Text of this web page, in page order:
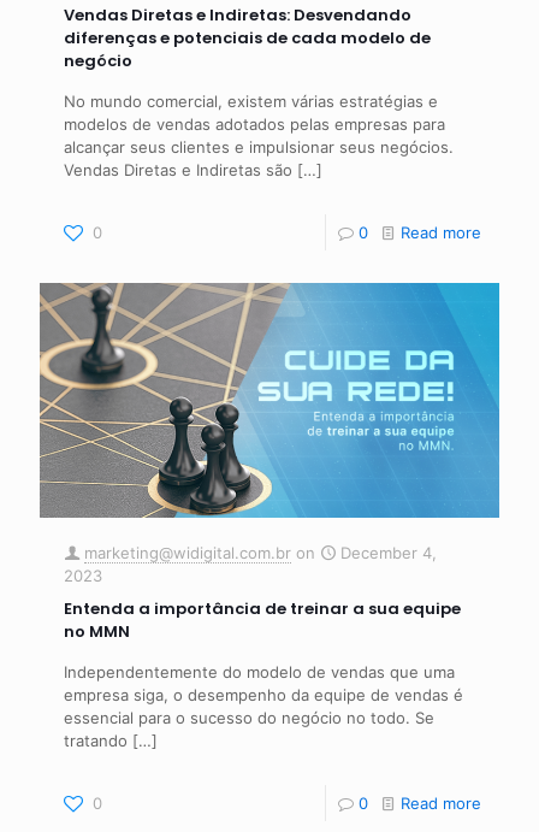
Vendas Diretas e Indiretas: Desvendando
diferenças e potenciais de cada modelo de
negócio
No mundo comercial, existem várias estratégias e
modelos de vendas adotados pelas empresas para
alcançar seus clientes e impulsionar seus negócios.
Vendas Diretas e Indiretas são […]
0 0 Read more
marketing@widigital.com.br on
December 4,
2023
Entenda a importância de treinar a sua equipe
no MMN
Independentemente do modelo de vendas que uma
empresa siga, o desempenho da equipe de vendas é
essencial para o sucesso do negócio no todo. Se
tratando […]
0 0 Read more